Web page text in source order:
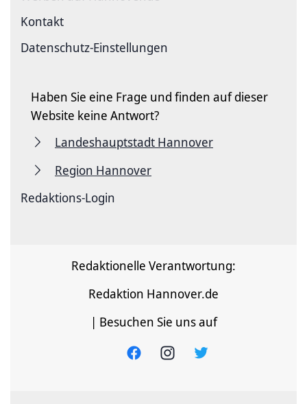
Kontakt
Datenschutz-Einstellungen
Haben Sie eine Frage und finden auf dieser
Website keine Antwort?
Landeshauptstadt Hannover
Region Hannover
Redaktions-Login
Redaktionelle Verantwortung:
Redaktion Hannover.de
| Besuchen Sie uns auf